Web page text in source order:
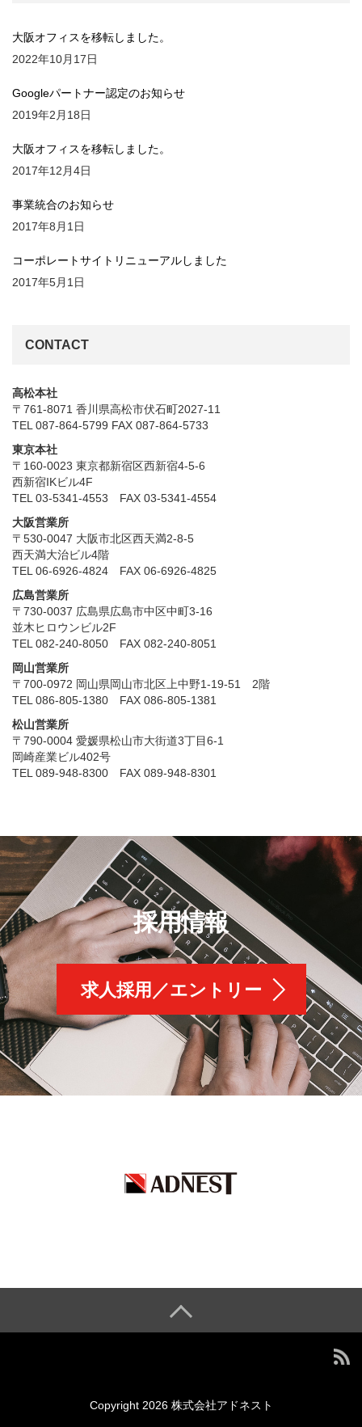
大阪オフィスを移転しました。
2022年10月17日
Googleパートナー認定のお知らせ
2019年2月18日
大阪オフィスを移転しました。
2017年12月4日
事業統合のお知らせ
2017年8月1日
コーポレートサイトリニューアルしました
2017年5月1日
CONTACT
高松本社
〒761-8071 香川県高松市伏石町2027-11
TEL 087-864-5799 FAX 087-864-5733
東京本社
〒160-0023 東京都新宿区西新宿4-5-6
西新宿IKビル4F
TEL 03-5341-4553 FAX 03-5341-4554
大阪営業所
〒530-0047 大阪市北区西天満2-8-5
西天満大治ビル4階
TEL 06-6926-4824 FAX 06-6926-4825
広島営業所
〒730-0037 広島県広島市中区中町3-16
並木ヒロウンビル2F
TEL 082-240-8050 FAX 082-240-8051
岡山営業所
〒700-0972 岡山県岡山市北区上中野1-19-51 2階
TEL 086-805-1380 FAX 086-805-1381
松山営業所
〒790-0004 愛媛県松山市大街道3丁目6-1
岡崎産業ビル402号
TEL 089-948-8300 FAX 089-948-8301
採用情報
求人採用／エントリー
Copyright 2026 株式会社アドネスト